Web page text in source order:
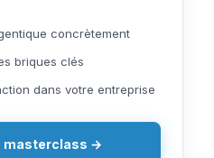
concrètement
briques clés
dans votre entreprise
masterclass →